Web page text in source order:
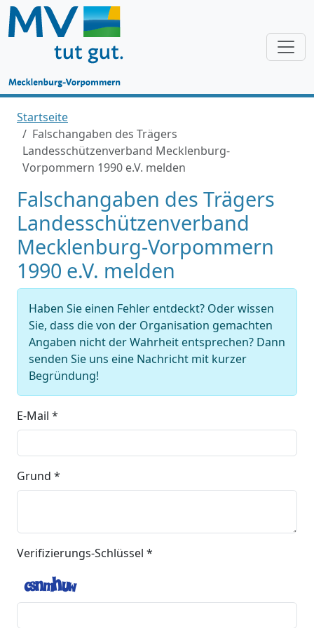
Startseite
Falschangaben des Trägers
Landesschützenverband Mecklenburg-
Vorpommern 1990 e.V. melden
Falschangaben des Trägers
Landesschützenverband
Mecklenburg-Vorpommern
1990 e.V. melden
Haben Sie einen Fehler entdeckt? Oder wissen
Sie, dass die von der Organisation gemachten
Angaben nicht der Wahrheit entsprechen? Dann
senden Sie uns eine Nachricht mit kurzer
Begründung!
E-Mail *
Grund *
Verifizierungs-Schlüssel *